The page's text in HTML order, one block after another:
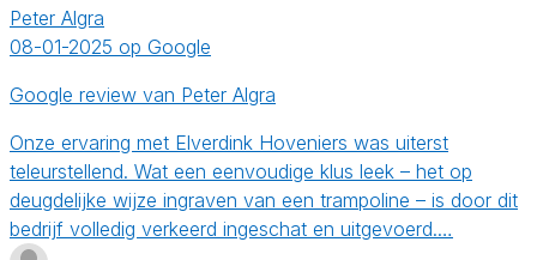
Peter Algra
08-01-2025 op Google
Google review van Peter Algra
Onze ervaring met Elverdink Hoveniers was uiterst
teleurstellend. Wat een eenvoudige klus leek – het op
deugdelijke wijze ingraven van een trampoline – is door dit
bedrijf volledig verkeerd ingeschat en uitgevoerd.…